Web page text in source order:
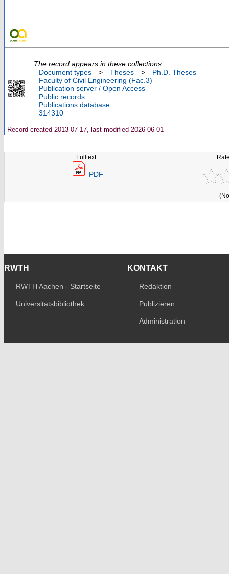
The record appears in these collections:
Document types
> Theses >
Ph.D. Theses
Faculty of Civil Engineering (Fac.3)
Publication server / Open Access
Public records
Publications database
314310
Record created 2013-07-17, last modified 2026-06-01
Fulltext:
PDF
RWTH
RWTH Aachen - Startseite
Universitätsbibliothek
KONTAKT
Redaktion
Publizieren
Administration